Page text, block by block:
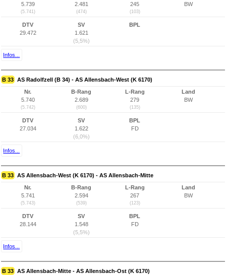
5.739
(5.741)
2.481
(474)
245
(103)
BW
DTV
29.472
SV
1.621
(5,5%)
BPL
Infos...
B 33 AS Radolfzell (B 34) - AS Allensbach-West (K 6170)
Nr.
5.740
(5.742)
B-Rang
2.689
(600)
L-Rang
279
(135)
Land
BW
DTV
27.034
SV
1.622
(6,0%)
BPL
FD
Infos...
B 33 AS Allensbach-West (K 6170) - AS Allensbach-Mitte
Nr.
5.741
(5.743)
B-Rang
2.594
(539)
L-Rang
267
(123)
Land
BW
DTV
28.144
SV
1.548
(5,5%)
BPL
FD
Infos...
B 33 AS Allensbach-Mitte - AS Allensbach-Ost (K 6170)